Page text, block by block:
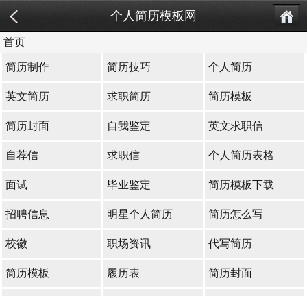
个人简历模板网
首页
简历制作 简历技巧 个人简历
英文简历 求职简历 简历模板
简历封面 自我鉴定 英文求职信
自荐信 求职信 个人简历表格
面试 毕业鉴定 简历模板下载
招聘信息 明星个人简历 简历怎么写
校徽 职场资讯 代写简历
简历模板 履历表 简历封面